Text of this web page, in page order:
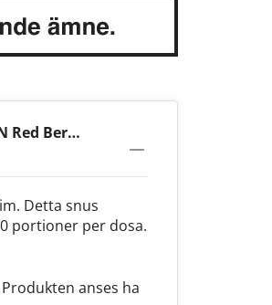
Red Berry
Detta snus
portioner per dosa.
anses ha